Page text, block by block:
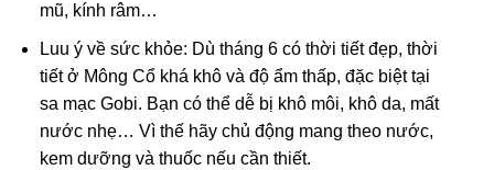
mũ, kính râm…
Luu ý về sức khỏe: Dù tháng 6 có thời tiết đẹp, thời
tiết ở Mông Cổ khá khô và độ ẩm thấp, đặc biệt tại
sa mạc Gobi. Bạn có thể dễ bị khô môi, khô da, mất
nước nhẹ… Vì thế hãy chủ động mang theo nước,
kem dưỡng và thuốc nếu cần thiết.